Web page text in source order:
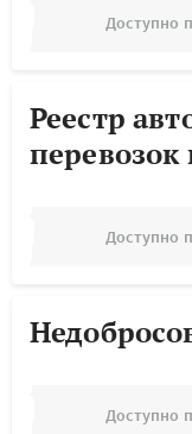
Доступно
Реестр
перевозок
Доступно
Доступно